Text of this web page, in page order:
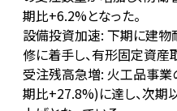
期比+6.2%となった。
設備投資加速: 下期に建
修に着手し、有形固定資産
受注残高急増: 火工品事
期比+27.8%)に達し、次期